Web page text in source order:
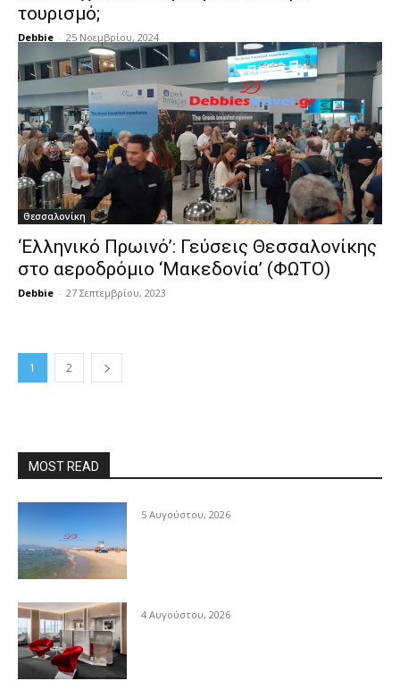
τουρισμό;
Debbie - 25 Νοεμβρίου, 2024
Θεσσαλονίκη
‘Ελληνικό Πρωινό’: Γεύσεις Θεσσαλονίκης
στο αεροδρόμιο ‘Μακεδονία’ (ΦΩΤΟ)
Debbie - 27 Σεπτεμβρίου, 2023
1 2
MOST READ
5 Αυγούστου, 2026
4 Αυγούστου, 2026